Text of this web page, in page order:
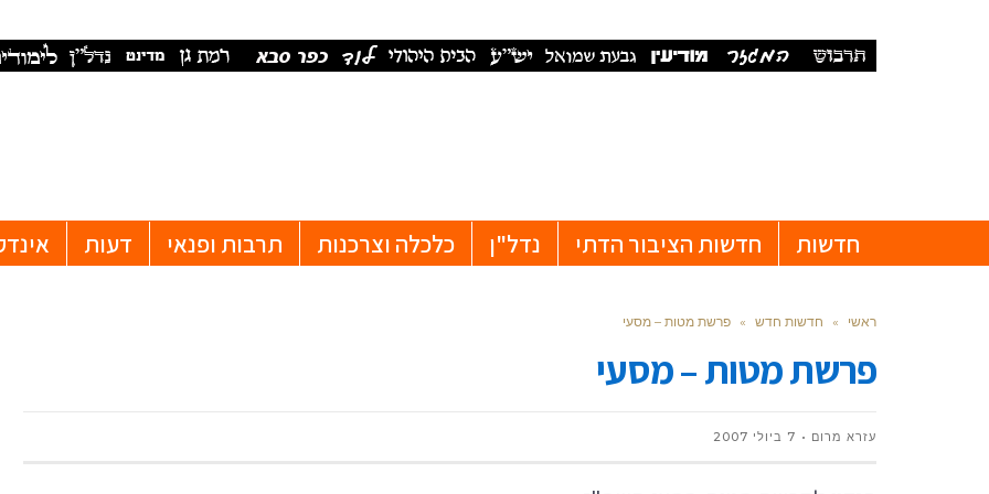
חדשות חדשות הציבור הדתי נדל"ן כלכלה וצרכנות תרבות ופנאי דעות
ראשי » חדשות חדש » פרשת מטות – מסעי
פרשת מטות – מסעי
עזרא מרום 7 ביולי 2007